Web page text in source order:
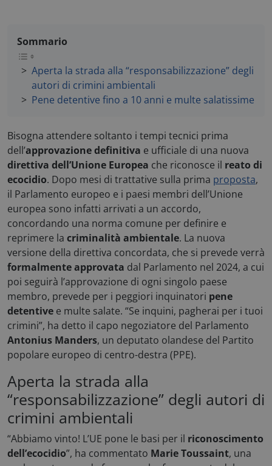
Sommario
Aperta la strada alla “responsabilizzazione” degli
autori di crimini ambientali
Pene detentive fino a 10 anni e multe salatissime
Bisogna attendere soltanto i tempi tecnici prima
dell’approvazione definitiva e ufficiale di una nuova
direttiva dell’Unione Europea che riconosce il reato di
ecocidio. Dopo mesi di trattative sulla prima proposta,
il Parlamento europeo e i paesi membri dell’Unione
europea sono infatti arrivati a un accordo,
concordando una norma comune per definire e
reprimere la criminalità ambientale. La nuova
versione della direttiva concordata, che si prevede verrà
formalmente approvata dal Parlamento nel 2024, a cui
poi seguirà l’approvazione di ogni singolo paese
membro, prevede per i peggiori inquinatori pene
detentive e multe salate. “Se inquini, pagherai per i tuoi
crimini”, ha detto il capo negoziatore del Parlamento
Antonius Manders, un deputato olandese del Partito
popolare europeo di centro-destra (PPE).
Aperta la strada alla
“responsabilizzazione” degli autori di
crimini ambientali
“Abbiamo vinto! L’UE pone le basi per il riconoscimento
dell’ecocidio”, ha commentato Marie Toussaint, una